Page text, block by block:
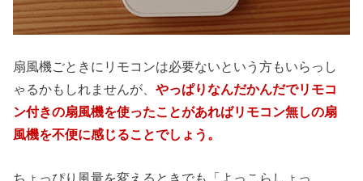
扇風機ごときにリモコンは必要ないという方もいらっし
ゃるかもしれませんが、やっぱりなんだかんだでリモコ
ン付きの扇風機を使ったことがあればリモコン無しの扇
風機を不便に感じることでしょう。
ちょっぴり風量を変えるときでも「よっこらしょっ